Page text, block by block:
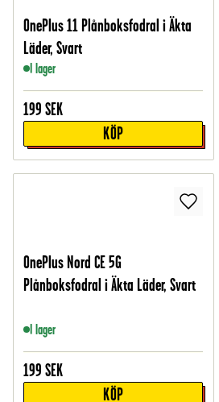
OnePlus 11 Plånboksfodral i Äkta
Läder, Svart
I lager
199 SEK
KÖP
OnePlus Nord CE 5G
Plånboksfodral i Äkta Läder, Svart
I lager
199 SEK
KÖP